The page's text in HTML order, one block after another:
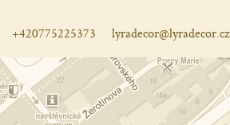
+420775225373 lyradecor@lyradecor.cz